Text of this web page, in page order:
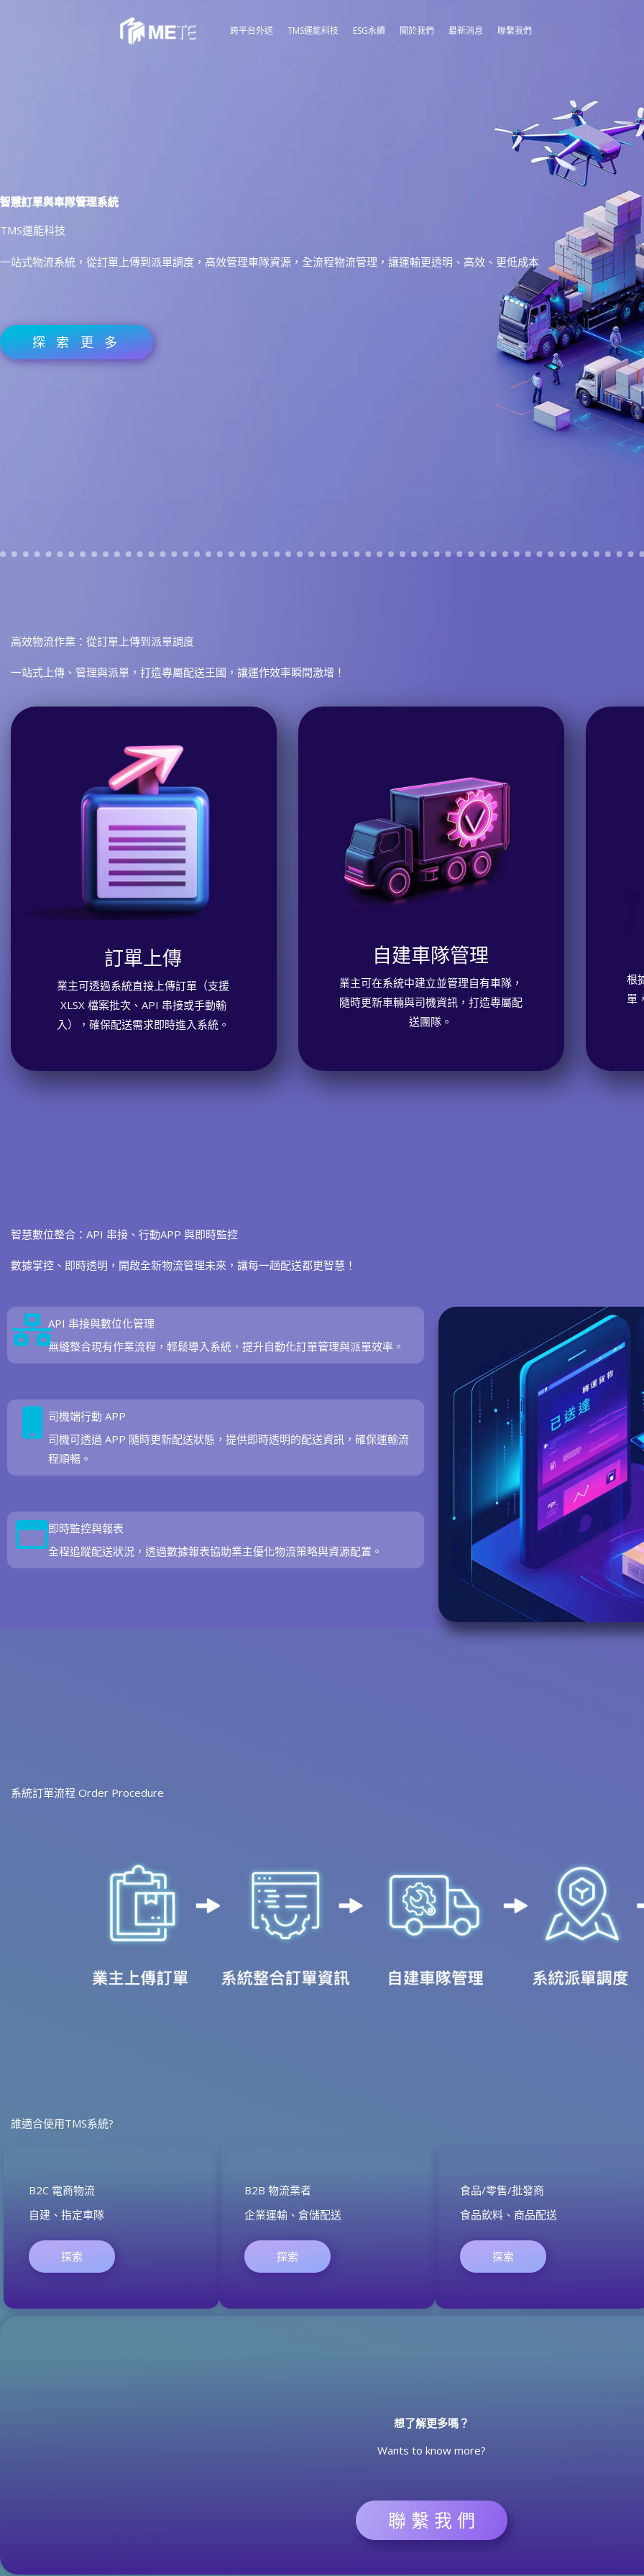
跨平台外送 TMS運能科技 ESG永續 關於我們 最新消息 聯繫我們
智慧訂單與車隊管理系統
TMS運能科技
一站式物流系統，從訂單上傳到派單調度，高效管理車隊資源，全流程物流管理，讓運輸更透明、高效、更低成本
探 索 更 多
高效物流作業：從訂單上傳到派單調度
一站式上傳、管理與派單，打造專屬配送王國，讓運作效率瞬間激增！
訂單上傳
業主可透過系統直接上傳訂單（支援
XLSX 檔案批次、API 串接或手動輸
入），確保配送需求即時進入系統。
自建車隊管理
業主可在系統中建立並管理自有車隊，
隨時更新車輛與司機資訊，打造專屬配
送團隊。
根
單
智慧數位整合：API 串接、行動APP 與即時監控
數據掌控、即時透明，開啟全新物流管理未來，讓每一趟配送都更智慧！
API 串接與數位化管理
無縫整合現有作業流程，輕鬆導入系統，提升自動化訂單管理與派單效率。
司機端行動 APP
司機可透過 APP 隨時更新配送狀態，提供即時透明的配送資訊，確保運輸流
程順暢。
即時監控與報表
全程追蹤配送狀況，透過數據報表協助業主優化物流策略與資源配置。
系統訂單流程 Order Procedure
誰適合使用TMS系統?
B2C 電商物流
自建、指定車隊
探索
B2B 物流業者
企業運輸、倉儲配送
探索
食品/零售/批發商
食品飲料、商品配送
探索
想了解更多嗎？
Wants to know more?
聯 繫 我 們